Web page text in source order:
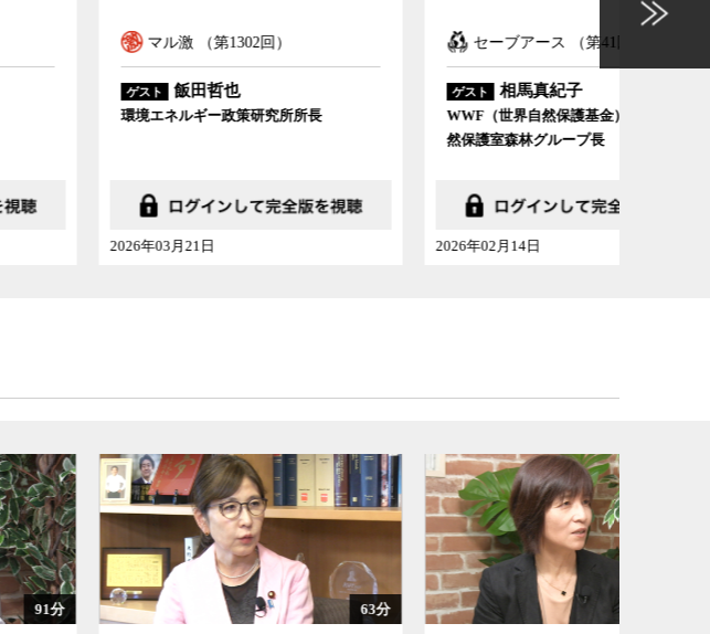
マル激 （第1302回）
環境エネルギー政策研究所所長
セーブアース （第41回）
相馬真紀子
WWF（世界自然保護基金）ジャパン自
然保護室森林グループ長
63分 102分